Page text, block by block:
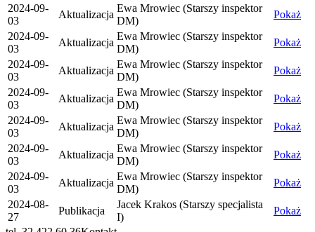
2024-09-
03
Aktualizacja
Ewa Mrowiec (Starszy inspektor
DM)
Pokaż
2024-09-
03
Aktualizacja
Ewa Mrowiec (Starszy inspektor
DM)
Pokaż
2024-09-
03
Aktualizacja
Ewa Mrowiec (Starszy inspektor
DM)
Pokaż
2024-09-
03
Aktualizacja
Ewa Mrowiec (Starszy inspektor
DM)
Pokaż
2024-09-
03
Aktualizacja
Ewa Mrowiec (Starszy inspektor
DM)
Pokaż
2024-09-
03
Aktualizacja
Ewa Mrowiec (Starszy inspektor
DM)
Pokaż
2024-09-
03
Aktualizacja
Ewa Mrowiec (Starszy inspektor
DM)
Pokaż
2024-08-
27
Publikacja
Jacek Krakos (Starszy specjalista
I)
Pokaż